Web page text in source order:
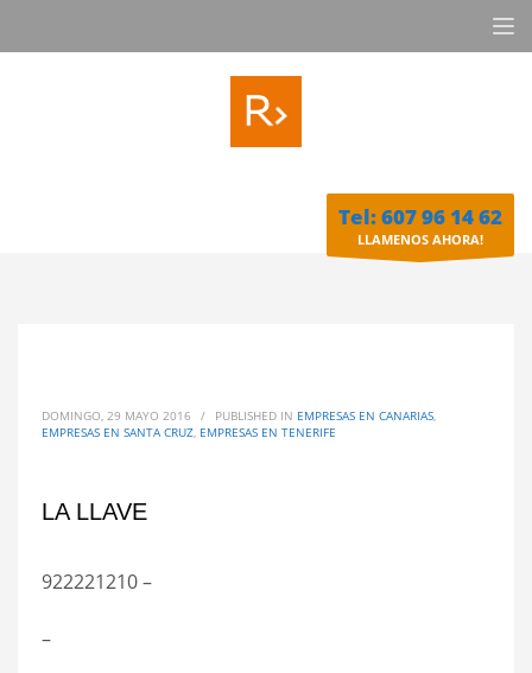
Tel: 607 96 14 62
LLAMENOS AHORA!
DOMINGO, 29 MAYO 2016 / PUBLISHED IN EMPRESAS EN CANARIAS,
EMPRESAS EN SANTA CRUZ, EMPRESAS EN TENERIFE
LA LLAVE
922221210 –
–